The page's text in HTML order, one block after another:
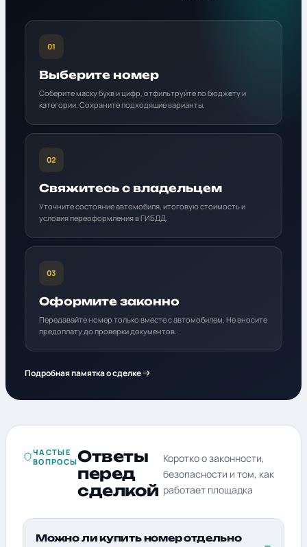
01
Выберите номер
Соберите маску букв и цифр, отфильтруйте по бюджету и
категории. Сохраните подходящие варианты.
02
Свяжитесь с владельцем
Уточните состояние автомобиля, итоговую стоимость и
условия переоформления в ГИБДД.
03
Оформите законно
Передавайте номер только вместе с автомобилем. Не вносите
предоплату до проверки документов.
Подробная памятка о сделке
ЧАСТЫЕ
ВОПРОСЫОтветы
перед
сделкой
Коротко о законности,
безопасности и том, как
работает площадка
Можно ли купить номер отдельно